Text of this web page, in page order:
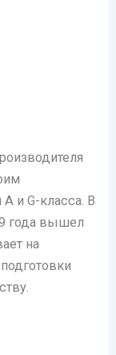
и G-класса. В
года вышел
на